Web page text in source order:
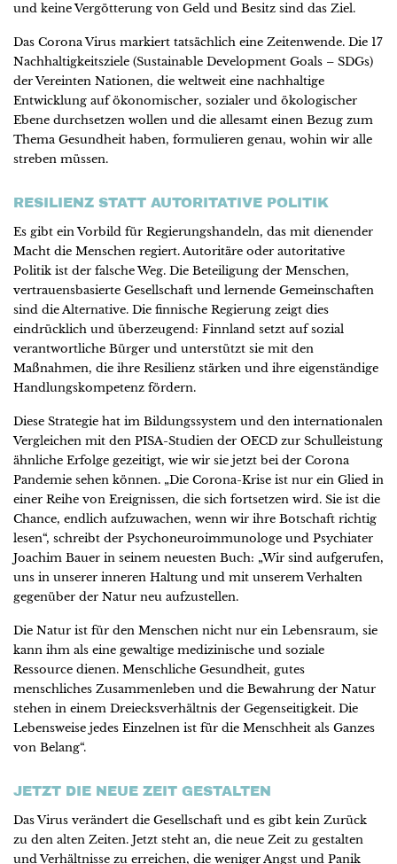
und keine Vergötterung von Geld und Besitz sind das Ziel.
Das Corona Virus markiert tatsächlich eine Zeitenwende. Die 17
Nachhaltigkeitsziele (Sustainable Development Goals – SDGs)
der Vereinten Nationen, die weltweit eine nachhaltige
Entwicklung auf ökonomischer, sozialer und ökologischer
Ebene durchsetzen wollen und die allesamt einen Bezug zum
Thema Gesundheit haben, formulieren genau, wohin wir alle
streben müssen.
RESILIENZ STATT AUTORITATIVE POLITIK
Es gibt ein Vorbild für Regierungshandeln, das mit dienender
Macht die Menschen regiert. Autoritäre oder autoritative
Politik ist der falsche Weg. Die Beteiligung der Menschen,
vertrauensbasierte Gesellschaft und lernende Gemeinschaften
sind die Alternative. Die finnische Regierung zeigt dies
eindrücklich und überzeugend: Finnland setzt auf sozial
verantwortliche Bürger und unterstützt sie mit den
Maßnahmen, die ihre Resilienz stärken und ihre eigenständige
Handlungskompetenz fördern.
Diese Strategie hat im Bildungssystem und den internationalen
Vergleichen mit den PISA-Studien der OECD zur Schulleistung
ähnliche Erfolge gezeitigt, wie wir sie jetzt bei der Corona
Pandemie sehen können. „Die Corona-Krise ist nur ein Glied in
einer Reihe von Ereignissen, die sich fortsetzen wird. Sie ist die
Chance, endlich aufzuwachen, wenn wir ihre Botschaft richtig
lesen“, schreibt der Psychoneuroimmunologe und Psychiater
Joachim Bauer in seinem neuesten Buch: „Wir sind aufgerufen,
uns in unserer inneren Haltung und mit unserem Verhalten
gegenüber der Natur neu aufzustellen.
Die Natur ist für den Menschen nicht nur ein Lebensraum, sie
kann ihm als eine gewaltige medizinische und soziale
Ressource dienen. Menschliche Gesundheit, gutes
menschliches Zusammenleben und die Bewahrung der Natur
stehen in einem Dreiecksverhältnis der Gegenseitigkeit. Die
Lebensweise jedes Einzelnen ist für die Menschheit als Ganzes
von Belang“.
JETZT DIE NEUE ZEIT GESTALTEN
Das Virus verändert die Gesellschaft und es gibt kein Zurück
zu den alten Zeiten. Jetzt steht an, die neue Zeit zu gestalten
und Verhältnisse zu erreichen, die weniger Angst und Panik